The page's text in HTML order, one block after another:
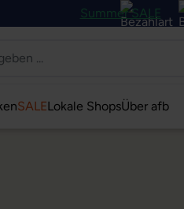
Summer SALE
SALELokale ShopsÜber afb